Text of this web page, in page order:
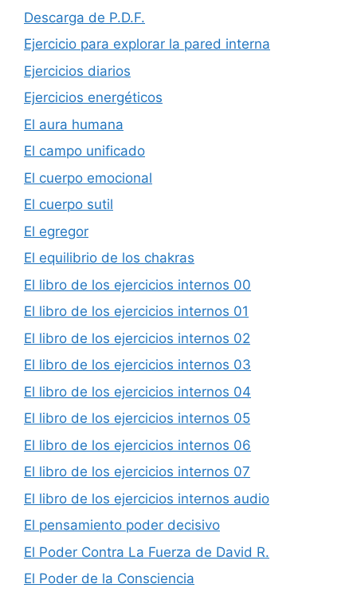
Descarga de P.D.F.
Ejercicio para explorar la pared interna
Ejercicios diarios
Ejercicios energéticos
El aura humana
El campo unificado
El cuerpo emocional
El cuerpo sutil
El egregor
El equilibrio de los chakras
El libro de los ejercicios internos 00
El libro de los ejercicios internos 01
El libro de los ejercicios internos 02
El libro de los ejercicios internos 03
El libro de los ejercicios internos 04
El libro de los ejercicios internos 05
El libro de los ejercicios internos 06
El libro de los ejercicios internos 07
El libro de los ejercicios internos audio
El pensamiento poder decisivo
El Poder Contra La Fuerza de David R.
El Poder de la Consciencia